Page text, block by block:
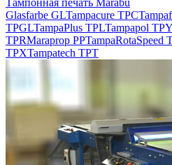
Тампонная печать Marabu
Glasfarbe GLTampacure TPC
TPGLTampaPlus TPLTampapol TPY
TPRMaraprop PPTampaRotaSpeed
TPXTampatech TPT